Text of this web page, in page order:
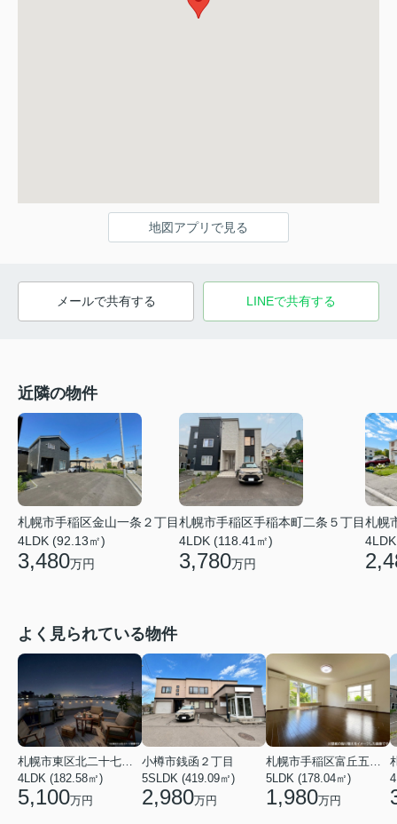
地図アプリで見る
メールで共有する LINEで共有する
近隣の物件
札幌市手稲区金山一条２丁目
4LDK (92.13㎡)
3,480万円
札幌市手稲区手稲本町二条５丁目
4LDK (118.41㎡)
3,780万円
札幌
よく見られている物件
札幌市東区北二十七条東２１丁目
4LDK (182.58㎡)
5,100万円
小樽市銭函２丁目
5SLDK (419.09㎡)
2,980万円
札幌市手稲区富丘五条５丁目
5LDK (178.04㎡)
1,980万円